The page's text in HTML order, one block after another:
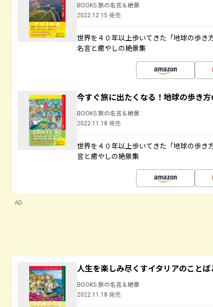
BOOKS 旅の名言＆絶景
2022.12.15 発売
世界を４０年以上歩いてきた「地球の歩き
名言と癒やしの絶景集
今すぐ旅に出たくなる！地球の歩き
BOOKS 旅の名言＆絶景
2022.11.18 発売
世界を４０年以上歩いてきた「地球の歩き
言と癒やしの絶景集
AD
人生を楽しみ尽くすイタリアのことば
BOOKS 旅の名言＆絶景
2022.11.18 発売